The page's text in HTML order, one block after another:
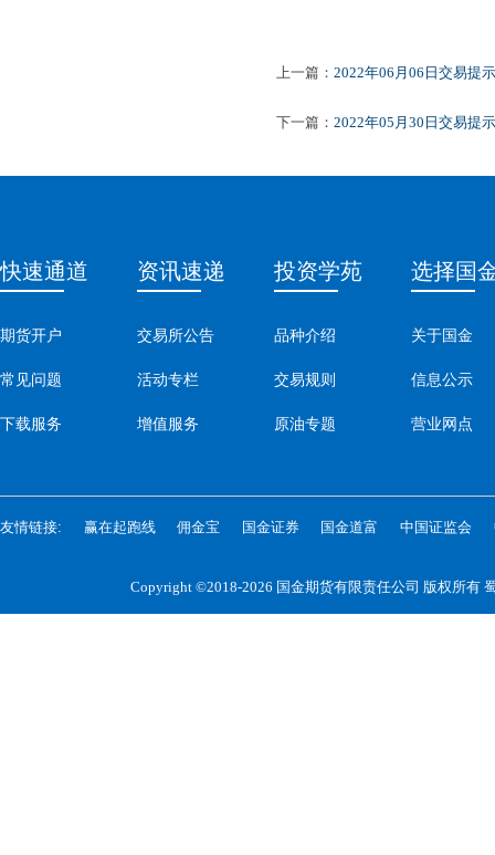
上一篇： 2022年06月06日交易提示
下一篇： 2022年05月30日交易提示
快速通道
期货开户
常见问题
下载服务
资讯速递
交易所公告
活动专栏
增值服务
投资学苑
品种介绍
交易规则
原油专题
选择国
关于国金
信息公示
营业网点
友情链接: 赢在起跑线 佣金宝 国金证券 国金道富 中国证监会
Copyright ©2018-2026 国金期货有限责任公司 版权所有